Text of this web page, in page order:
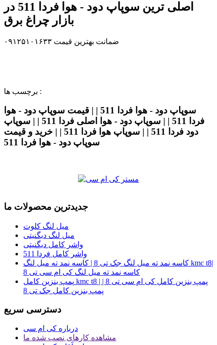
اصلی ترین سوپاپ دود - هوا فردا 511 در
بازار چراغ برق
ضمانت بهترین قیمت ۰۹۱۲۵۱۰۱۶۳۳
برچسب ها :
سوپاپ دود - هوا فردا 511 | | قیمت سوپاپ دود - هوا
فردا 511 | | سوپاپ دود - هوا اصلی فردا 511 | | سوپاپ
دود فردا 511 | | سوپاپ هوا فردا 511 | | خرید و قیمت
سوپاپ دود - هوا فردا 511
جدیدترین محصولات ما
میل لنگ کلوت
میل لنگ دیگنیتی
واشر کامل دیگنیتی
واشر کامل فردا 511
کاسه نمد ته میل لنگ جک تی 8 | کاسه نمد ته میل لنگ kmc t8|
کاسه نمد ته میل لنگ کی ام سی تی 8
پمپ بنزین کامل kmc t8 | پمپ بنزین کامل کی ام سی تی 8 |
پمپ بنزین کامل جک تی 8
دسترسی سریع
درباره کی ام سی
مشاهده کارهای نصب شده ما